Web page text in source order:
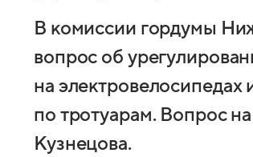
В комиссии гордумы
вопрос об
на
по тротуарам. Вопрос
Кузнецова.